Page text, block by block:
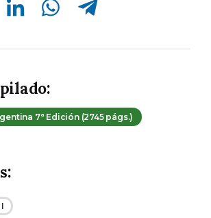
7ª Edición (2745 págs.)